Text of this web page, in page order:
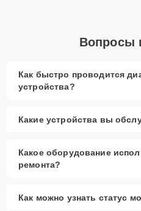
Вопросы
Как быстро проводится
устройства?
Какие устройства вы
Какое оборудование
ремонта?
Как можно узнать статус